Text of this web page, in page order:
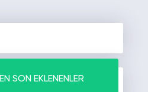
EN SON EKLENENLER